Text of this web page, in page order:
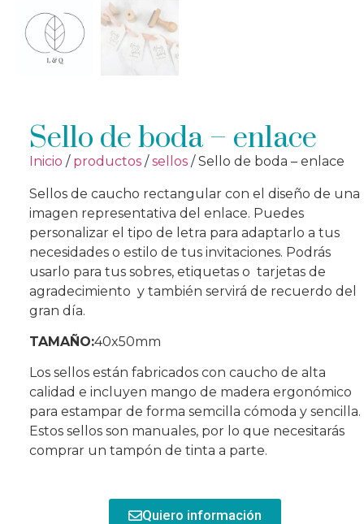
Sello de boda – enlace
Inicio / productos /sellos / Sello de boda – enlace
Sellos de caucho rectangular con el diseño de una
imagen representativa del enlace. Puedes
personalizar el tipo de letra para adaptarlo a tus
necesidades o estilo de tus invitaciones. Podrás
usarlo para tus sobres, etiquetas o tarjetas de
agradecimiento y también servirá de recuerdo del
gran día.
TAMAÑO:40x50mm
Los sellos están fabricados con caucho de alta
calidad e incluyen mango de madera ergonómico
para estampar de forma semcilla cómoda y sencilla.
Estos sellos son manuales, por lo que necesitarás
comprar un tampón de tinta a parte.
Quiero información